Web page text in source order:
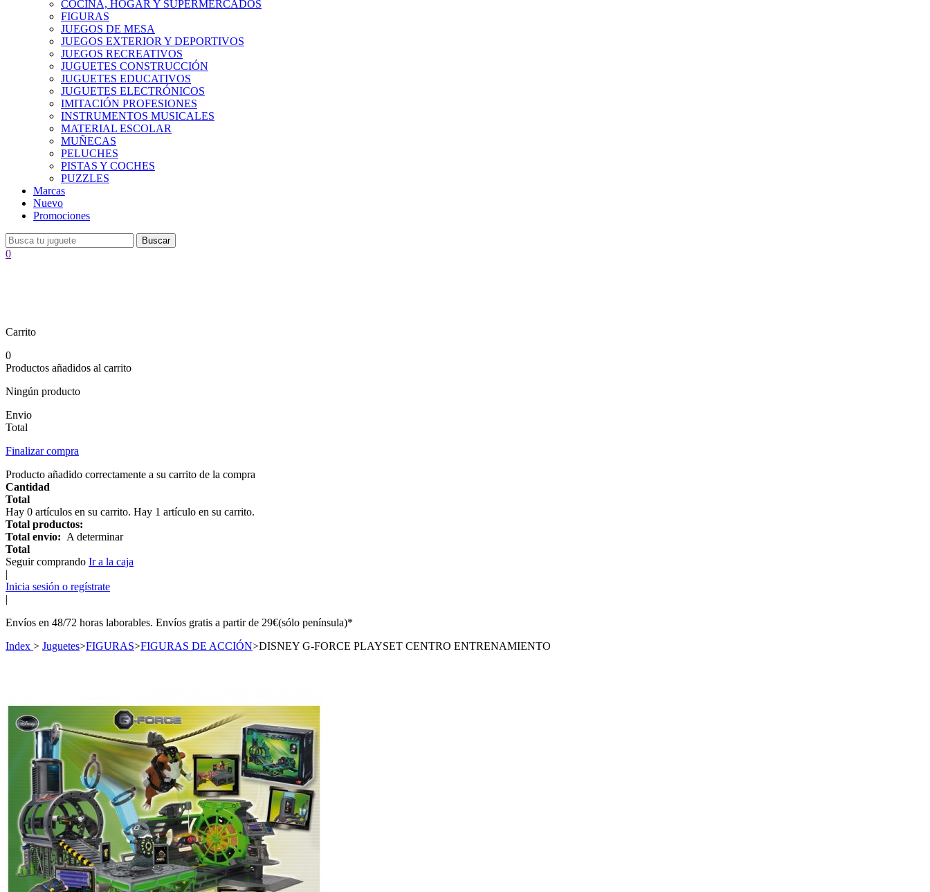
COCINA, HOGAR Y SUPERMERCADOS
FIGURAS
JUEGOS DE MESA
JUEGOS EXTERIOR Y DEPORTIVOS
JUEGOS RECREATIVOS
JUGUETES CONSTRUCCIÓN
JUGUETES EDUCATIVOS
JUGUETES ELECTRÓNICOS
IMITACIÓN PROFESIONES
INSTRUMENTOS MUSICALES
MATERIAL ESCOLAR
MUÑECAS
PELUCHES
PISTAS Y COCHES
PUZZLES
Marcas
Nuevo
Promociones
Buscar
0
Carrito
0
Productos añadidos al carrito
Ningún producto
Envio
Total
Finalizar compra
Producto añadido correctamente a su carrito de la compra
Cantidad
Total
Hay 0 artículos en su carrito. Hay 1 artículo en su carrito.
Total productos:
Total envío: A determinar
Total
Seguir comprando Ir a la caja
|
Inicia sesión o regístrate
|
Envíos en 48/72 horas laborables. Envíos gratis a partir de 29€(sólo península)*
Index > Juguetes>FIGURAS>FIGURAS DE ACCIÓN>DISNEY G-FORCE PLAYSET CENTRO ENTRENAMIENTO